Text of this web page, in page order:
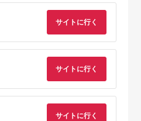
サイトに行く
サイトに行く
サイトに行く